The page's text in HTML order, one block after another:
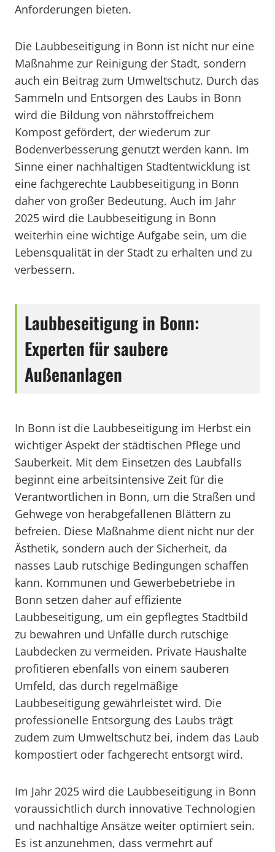
Anforderungen bieten.
Die Laubbeseitigung in Bonn ist nicht nur eine
Maßnahme zur Reinigung der Stadt, sondern
auch ein Beitrag zum Umweltschutz. Durch das
Sammeln und Entsorgen des Laubs in Bonn
wird die Bildung von nährstoffreichem
Kompost gefördert, der wiederum zur
Bodenverbesserung genutzt werden kann. Im
Sinne einer nachhaltigen Stadtentwicklung ist
eine fachgerechte Laubbeseitigung in Bonn
daher von großer Bedeutung. Auch im Jahr
2025 wird die Laubbeseitigung in Bonn
weiterhin eine wichtige Aufgabe sein, um die
Lebensqualität in der Stadt zu erhalten und zu
verbessern.
Laubbeseitigung in Bonn:
Experten für saubere
Außenanlagen
In Bonn ist die Laubbeseitigung im Herbst ein
wichtiger Aspekt der städtischen Pflege und
Sauberkeit. Mit dem Einsetzen des Laubfalls
beginnt eine arbeitsintensive Zeit für die
Verantwortlichen in Bonn, um die Straßen und
Gehwege von herabgefallenen Blättern zu
befreien. Diese Maßnahme dient nicht nur der
Ästhetik, sondern auch der Sicherheit, da
nasses Laub rutschige Bedingungen schaffen
kann. Kommunen und Gewerbebetriebe in
Bonn setzen daher auf effiziente
Laubbeseitigung, um ein gepflegtes Stadtbild
zu bewahren und Unfälle durch rutschige
Laubdecken zu vermeiden. Private Haushalte
profitieren ebenfalls von einem sauberen
Umfeld, das durch regelmäßige
Laubbeseitigung gewährleistet wird. Die
professionelle Entsorgung des Laubs trägt
zudem zum Umweltschutz bei, indem das Laub
kompostiert oder fachgerecht entsorgt wird.
Im Jahr 2025 wird die Laubbeseitigung in Bonn
voraussichtlich durch innovative Technologien
und nachhaltige Ansätze weiter optimiert sein.
Es ist anzunehmen, dass vermehrt auf